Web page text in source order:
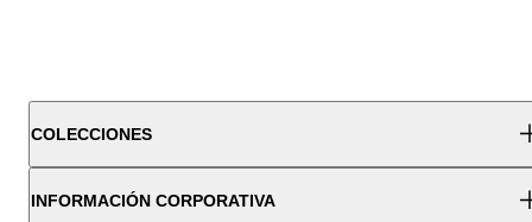
COLECCIONES
INFORMACIÓN CORPORATIVA